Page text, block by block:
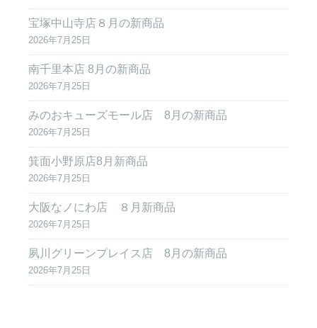
宝塚中山寺店８月の新商品
2026年7月25日
南千里本店 8月の新商品
2026年7月25日
みのおキューズモール店 8月の新商品
2026年7月25日
箕面小野原店8月新商品
2026年7月25日
大阪なノにわ店 ８月新商品
2026年7月25日
夙川グリーンプレイス店 8月の新商品
2026年7月25日